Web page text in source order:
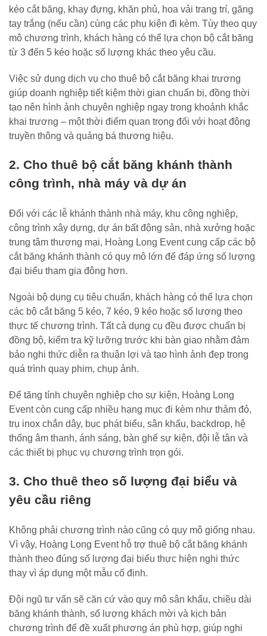
kéo cắt băng, khay đựng, khăn phủ, hoa vải trang trí, găng
tay trắng (nếu cần) cùng các phụ kiện đi kèm. Tùy theo quy
mô chương trình, khách hàng có thể lựa chọn bộ cắt băng
từ 3 đến 5 kéo hoặc số lượng khác theo yêu cầu.
Việc sử dụng dịch vụ cho thuê bộ cắt băng khai trương
giúp doanh nghiệp tiết kiệm thời gian chuẩn bị, đồng thời
tạo nên hình ảnh chuyên nghiệp ngay trong khoảnh khắc
khai trương – một thời điểm quan trọng đối với hoạt động
truyền thông và quảng bá thương hiệu.
2. Cho thuê bộ cắt băng khánh thành
công trình, nhà máy và dự án
Đối với các lễ khánh thành nhà máy, khu công nghiệp,
công trình xây dựng, dự án bất động sản, nhà xưởng hoặc
trung tâm thương mại, Hoàng Long Event cung cấp các bộ
cắt băng khánh thành có quy mô lớn để đáp ứng số lượng
đại biểu tham gia đông hơn.
Ngoài bộ dụng cụ tiêu chuẩn, khách hàng có thể lựa chọn
các bộ cắt băng 5 kéo, 7 kéo, 9 kéo hoặc số lượng theo
thực tế chương trình. Tất cả dụng cụ đều được chuẩn bị
đồng bộ, kiểm tra kỹ lưỡng trước khi bàn giao nhằm đảm
bảo nghi thức diễn ra thuận lợi và tạo hình ảnh đẹp trong
quá trình quay phim, chụp ảnh.
Để tăng tính chuyên nghiệp cho sự kiện, Hoàng Long
Event còn cung cấp nhiều hạng mục đi kèm như thảm đỏ,
trụ inox chắn dây, bục phát biểu, sân khấu, backdrop, hệ
thống âm thanh, ánh sáng, bàn ghế sự kiện, đội lễ tân và
các thiết bị phục vụ chương trình trọn gói.
3. Cho thuê theo số lượng đại biểu và
yêu cầu riêng
Không phải chương trình nào cũng có quy mô giống nhau.
Vì vậy, Hoàng Long Event hỗ trợ thuê bộ cắt băng khánh
thành theo đúng số lượng đại biểu thực hiện nghi thức
thay vì áp dụng một mẫu cố định.
Đội ngũ tư vấn sẽ căn cứ vào quy mô sân khấu, chiều dài
băng khánh thành, số lượng khách mời và kịch bản
chương trình để đề xuất phương án phù hợp, giúp nghi